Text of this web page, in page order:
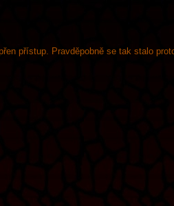
přístup. Pravděpobně se tak stalo